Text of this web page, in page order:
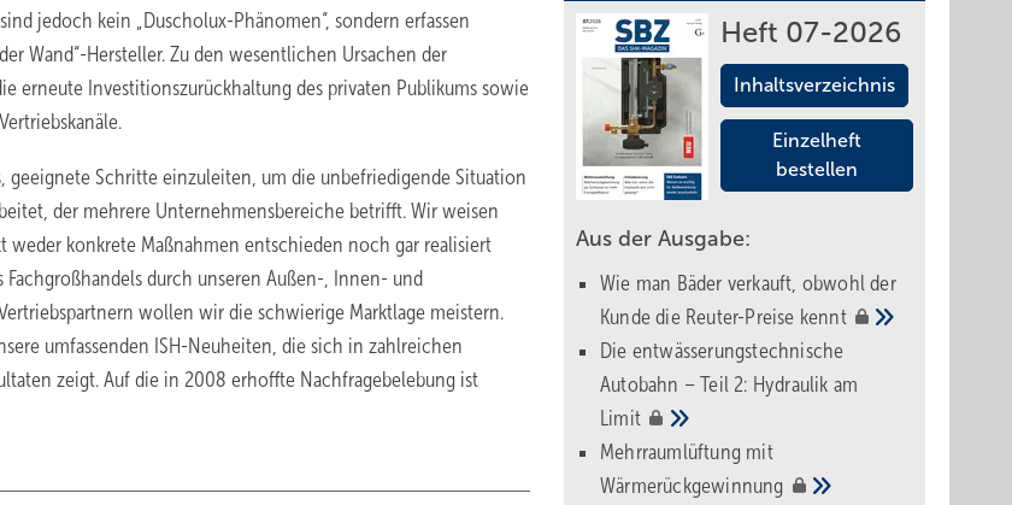
jedoch kein „Duscholux-Phänomen“, sondern erfassen
Wand“-Hersteller. Zu den wesentlichen Ursachen der
erneute Investitionszurückhaltung des privaten Publikums sowie
geeignete Schritte einzuleiten, um die unbefriedigende Situation
der mehrere Unternehmensbereiche betrifft. Wir weisen
weder konkrete Maßnahmen entschieden noch gar realisiert
durch unseren ­Außen-, Innen- und
wollen wir die schwierige Marktlage meistern.
umfassenden ISH-Neuheiten, die sich in zahlreichen
zeigt. Auf die in 2008 erhoffte Nachfragebelebung ist
Heft 07-2026
Inhaltsverzeichnis
Einzelheft
bestellen
Aus der Ausgabe:
Wie man Bäder verkauft, obwohl der
Kunde die Reuter-Preise kennt
Die entwässerungstechnische
Autobahn – Teil 2: Hydraulik am
Limit
Mehrraumlüftung mit
Wärmerückgewinnung